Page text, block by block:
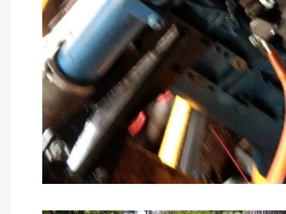
服一体代理商，1500多
个服务网点
了解更多
获取更多帮助
联系我们
订购咨询
销售服务热线：
0775-3220350
24小时售后服务热线：